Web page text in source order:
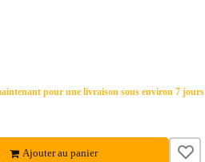
pour une livraison sous environ 7 jours
Ajouter au panier